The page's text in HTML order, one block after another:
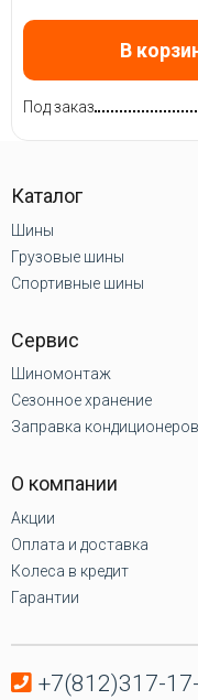
В
Под заказ
Каталог
Шины
Грузовые шины
Спортивные шины
Сервис
Шиномонтаж
Сезонное хранение
Заправка кондиционеров
О компании
Акции
Оплата и доставка
Колеса в кредит
Гарантии
+7(812)317-